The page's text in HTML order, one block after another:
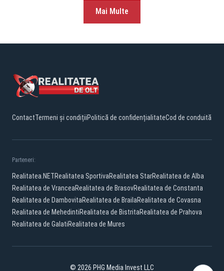
Mai Multe
ContactTermeni și condițiiPolitică de confidențialitateCod de conduită
Parteneri:
Realitatea.NETRealitatea SportivaRealitatea StarRealitatea de Alba
Realitatea de VranceaRealitatea de BrasovRealitatea de Constanta
Realitatea de DambovitaRealitatea de BrailaRealitatea de Covasna
Realitatea de MehedintiRealitatea de BistritaRealitatea de Prahova
Realitatea de GalatiRealitatea de Mures
© 2026 PHG Media Invest LLC